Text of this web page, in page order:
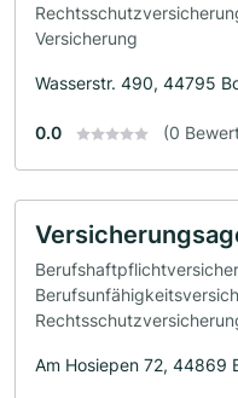
Versicherung
Wasserstr. 490, 44795
0.0 (0
Am Hosiepen 72, 44869